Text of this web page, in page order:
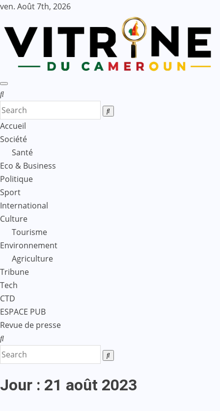
Skip
content
ven. Août 7th, 2026
Accueil
Société
Santé
Eco & Business
Politique
Sport
International
Culture
Tourisme
Environnement
Agriculture
Tribune
Tech
CTD
ESPACE PUB
Revue de presse
Jour : 21 août 2023